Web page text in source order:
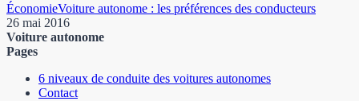
ÉconomieVoiture autonome : les préférences des conducteurs
26 mai 2016
Voiture autonome
Pages
6 niveaux de conduite des voitures autonomes
Contact